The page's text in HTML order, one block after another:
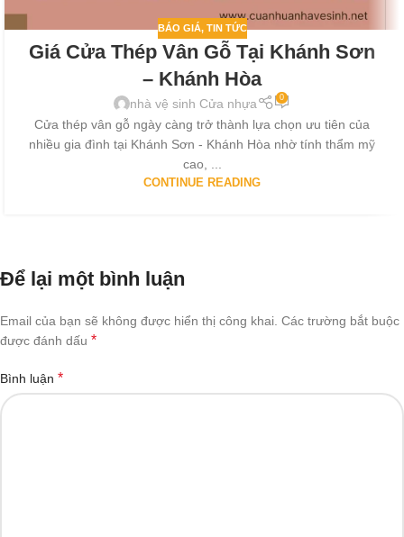
BÁO GIÁ, TIN TỨC
Giá Cửa Thép Vân Gỗ Tại Khánh Sơn
– Khánh Hòa
nhà vệ sinh Cửa nhựa 0
Cửa thép vân gỗ ngày càng trở thành lựa chọn ưu tiên của
nhiều gia đình tại Khánh Sơn - Khánh Hòa nhờ tính thẩm mỹ
cao, ...
CONTINUE READING
Để lại một bình luận
Email của bạn sẽ không được hiển thị công khai. Các trường bắt buộc
được đánh dấu *
Bình luận *